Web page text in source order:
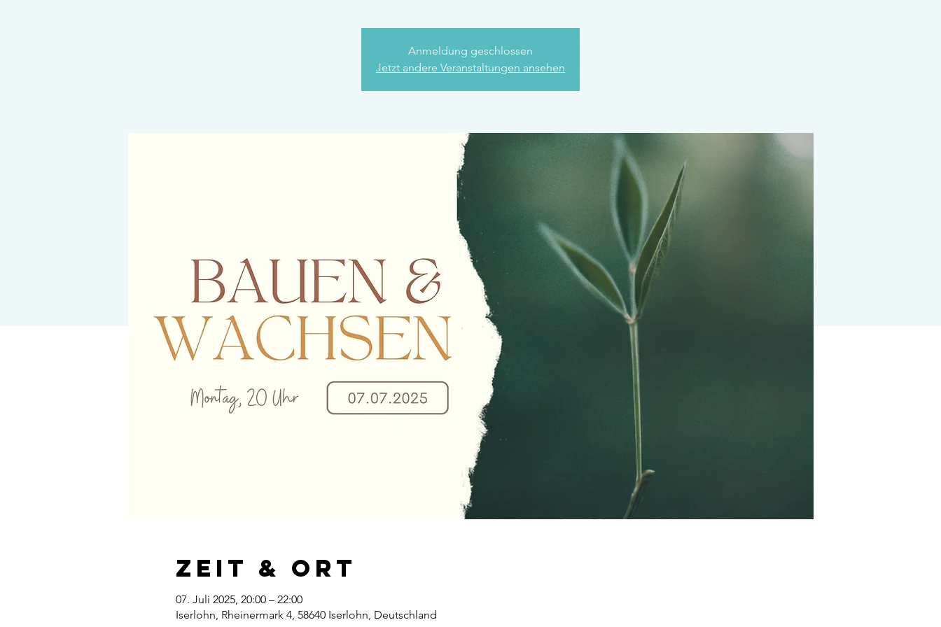
Anmeldung geschlossen
Jetzt andere Veranstaltungen ansehen
Zeit & Ort
07. Juli 2025, 20:00 – 22:00
Iserlohn, Rheinermark 4, 58640 Iserlohn, Deutschland